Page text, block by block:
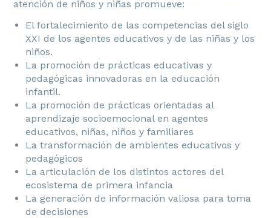
atención de niños y niñas promueve:
El fortalecimiento de las competencias del siglo
XXI de los agentes educativos y de las niñas y los
niños.
La promoción de prácticas educativas y
pedagógicas innovadoras en la educación
infantil.
La promoción de prácticas orientadas al
aprendizaje socioemocional en agentes
educativos, niñas, niños y familiares
La transformación de ambientes educativos y
pedagógicos
La articulación de los distintos actores del
ecosistema de primera infancia
La generación de información valiosa para toma
de decisiones